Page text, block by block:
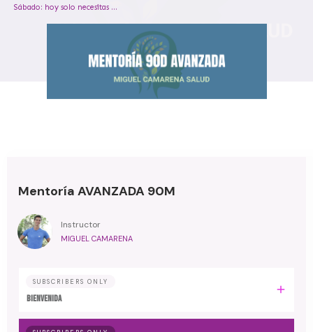
Sábado: hoy solo necesitas 6 minutos y habrás vencido a tus excusas
Mentoría AVANZADA 90M
Instructor
MIGUEL CAMARENA
SUBSCRIBERS ONLY
BIENVENIDA